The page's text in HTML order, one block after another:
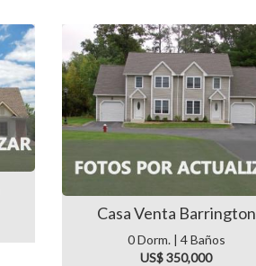
Casa Venta Barrington
0 Dorm. | 4 Baños
US$ 350,000